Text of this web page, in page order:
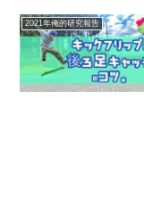
2021年俺的研究報告